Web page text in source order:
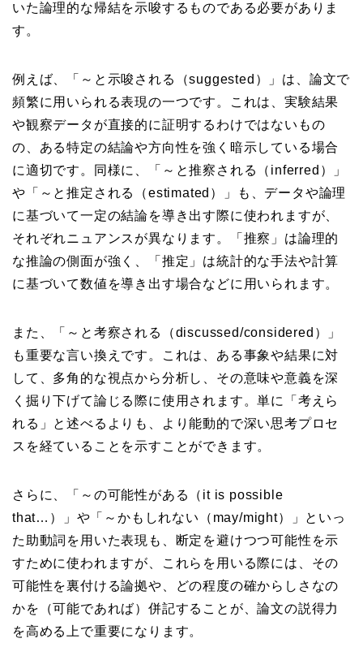
いた論理的な帰結を示唆するものである必要がありま
す。
例えば、「～と示唆される（suggested）」は、論文で
頻繁に用いられる表現の一つです。これは、実験結果
や観察データが直接的に証明するわけではないもの
の、ある特定の結論や方向性を強く暗示している場合
に適切です。同様に、「～と推察される（inferred）」
や「～と推定される（estimated）」も、データや論理
に基づいて一定の結論を導き出す際に使われますが、
それぞれニュアンスが異なります。「推察」は論理的
な推論の側面が強く、「推定」は統計的な手法や計算
に基づいて数値を導き出す場合などに用いられます。
また、「～と考察される（discussed/considered）」
も重要な言い換えです。これは、ある事象や結果に対
して、多角的な視点から分析し、その意味や意義を深
く掘り下げて論じる際に使用されます。単に「考えら
れる」と述べるよりも、より能動的で深い思考プロセ
スを経ていることを示すことができます。
さらに、「～の可能性がある（it is possible
that…）」や「～かもしれない（may/might）」といっ
た助動詞を用いた表現も、断定を避けつつ可能性を示
すために使われますが、これらを用いる際には、その
可能性を裏付ける論拠や、どの程度の確からしさなの
かを（可能であれば）併記することが、論文の説得力
を高める上で重要になります。